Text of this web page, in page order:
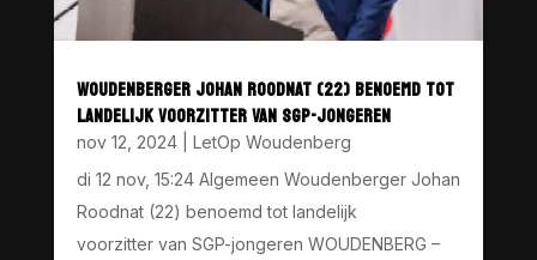
WOUDENBERGER JOHAN ROODNAT (22) BENOEMD TOT
LANDELIJK VOORZITTER VAN SGP-JONGEREN
nov 12, 2024| LetOp Woudenberg
di 12 nov, 15:24 Algemeen Woudenberger Johan
Roodnat (22) benoemd tot landelijk
voorzitter van SGP-jongeren WOUDENBERG –